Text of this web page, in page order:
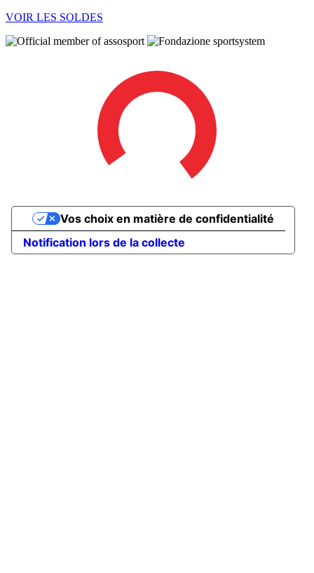
VOIR LES SOLDES
Notification lors de la collecte
Vos choix en matière de confidentialité